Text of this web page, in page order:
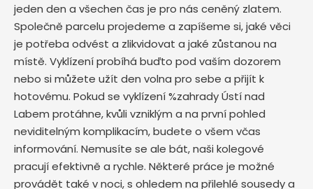
jeden den a všechen čas je pro nás ceněný zlatem.
Společně parcelu projedeme a zapíšeme si, jaké věci
je potřeba odvést a zlikvidovat a jaké zůstanou na
místě. Vyklízení probíhá buďto pod vaším dozorem
nebo si můžete užít den volna pro sebe a přijít k
hotovému. Pokud se vyklízení %zahrady Ústí nad
Labem protáhne, kvůli vzniklým a na první pohled
neviditelným komplikacím, budete o všem včas
informování. Nemusíte se ale bát, naši kolegové
pracují efektivně a rychle. Některé práce je možné
provádět také v noci, s ohledem na přilehlé sousedy a